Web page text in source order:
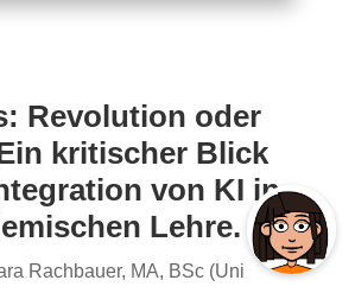
Revolution oder
kritischer Blick
von KI in
Lehre.
Rachbauer, MA, BSc(Uni